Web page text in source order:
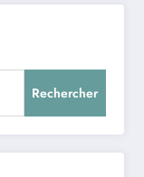
Rechercher